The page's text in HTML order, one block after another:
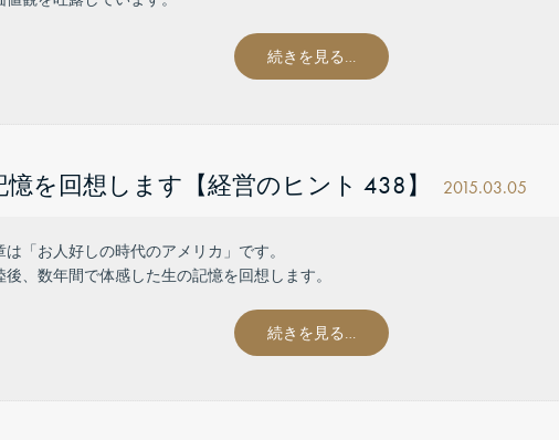
続きを見る…
を回想します【経営のヒント 438】 2015.03.05
「お人好しの時代のアメリカ」です。
、数年間で体感した生の記憶を回想します。
続きを見る…